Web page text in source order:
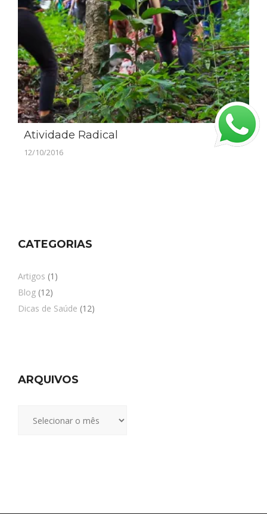
Atividade Radical
12/10/2016
CATEGORIAS
Artigos (1)
Blog (12)
Dicas de Saúde (12)
ARQUIVOS